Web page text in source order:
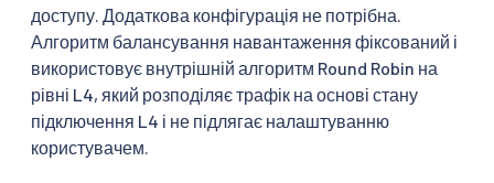
доступу. Додаткова конфігурація не потрібна.
Алгоритм балансування навантаження фіксований і
використовує внутрішній алгоритм Round Robin на
рівні L4, який розподіляє трафік на основі стану
підключення L4 і не підлягає налаштуванню
користувачем.